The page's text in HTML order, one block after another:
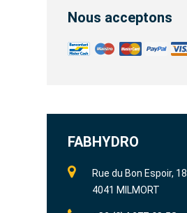
Nous acceptons
FABHYDRO
Rue du Bon Espoir, 18
4041 MILMORT